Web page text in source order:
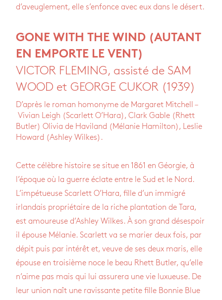
d’aveuglement, elle s’enfonce avec eux dans le désert.
GONE WITH THE WIND (AUTANT
EN EMPORTE LE VENT)
VICTOR FLEMING, assisté de SAM
WOOD et GEORGE CUKOR (1939)
D’après le roman homonyme de Margaret Mitchell
–
Vivian Leigh (Scarlett O’Hara), Clark Gable (Rhett
Butler) Olivia de Haviland (Mélanie Hamilton), Leslie
Howard (Ashley Wilkes).
Cette célèbre histoire se situe en 1861 en Géorgie, à
l’époque où la guerre éclate entre le Sud et le Nord.
L’impétueuse Scarlett O’Hara, fille d’un immigré
irlandais propriétaire de la riche plantation de Tara,
est amoureuse d’Ashley Wilkes. À son grand désespoir
il épouse Mélanie. Scarlett va se marier deux fois, par
dépit puis par intérêt et, veuve de ses deux maris, elle
épouse en troisième noce le beau Rhett Butler, qu’elle
n’aime pas mais qui lui assurera une vie luxueuse. De
leur union naît une ravissante petite fille Bonnie Blue